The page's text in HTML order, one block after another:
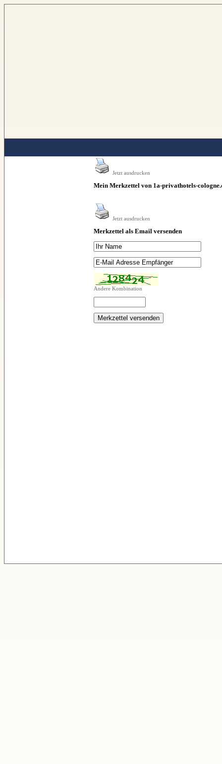
www.1a-privathotels-cologne.de
Jetzt ausdrucken
Mein Merkzettel von 1a-privathotels-
Jetzt ausdrucken
Merkzettel als Email versenden
Andere Kombination